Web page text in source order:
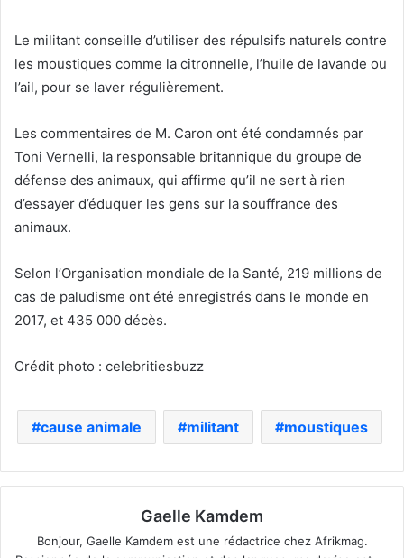
Le militant conseille d’utiliser des répulsifs naturels contre
les moustiques comme la citronnelle, l’huile de lavande ou
l’ail, pour se laver régulièrement.
Les commentaires de M. Caron ont été condamnés par
Toni Vernelli, la responsable britannique du groupe de
défense des animaux, qui affirme qu’il ne sert à rien
d’essayer d’éduquer les gens sur la souffrance des
animaux.
Selon l’Organisation mondiale de la Santé, 219 millions de
cas de paludisme ont été enregistrés dans le monde en
2017, et 435 000 décès.
Crédit photo : celebritiesbuzz
cause animale militant moustiques
Gaelle Kamdem
Bonjour, Gaelle Kamdem est une rédactrice chez Afrikmag.